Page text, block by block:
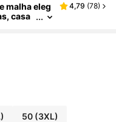
malha eleg
casa
rede eleg
top de m
4,79 (78)
50(3XL)